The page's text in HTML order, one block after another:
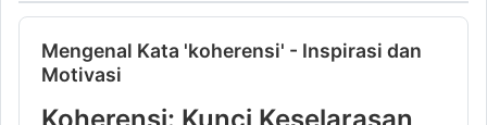
Mengenal Kata 'koherensi' - Inspirasi dan
Motivasi